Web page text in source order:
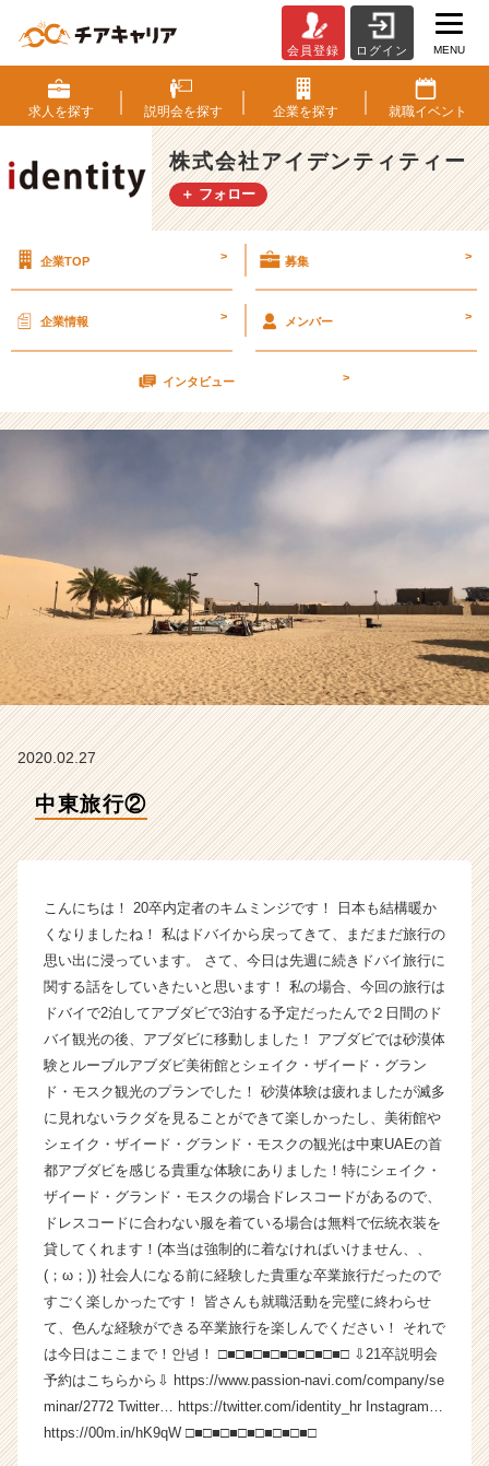
東
旅
行
②
【株
式
イ
テ
ィ
ィ
イ
ン】
|
ベ
ン
チ
か
ス
カ
ウ
届
く
就
活
サ
イ
ト
ア
キ
ャ
リ
ア
（C
h
e
r
C
会員登録 ログイン MENU
求人を探す 説明会を探す 企業を探す 就職イベント
株式会社アイデンティティー
＋ フォロー
企業TOP > 募集 >
企業情報 > メンバー >
インタビュー >
2020.02.27
中東旅行②
こんにちは！ 20卒内定者のキムミンジです！ 日本も結構暖か
くなりましたね！ 私はドバイから戻ってきて、まだまだ旅行の
思い出に浸っています。 さて、今日は先週に続きドバイ旅行に
関する話をしていきたいと思います！ 私の場合、今回の旅行は
ドバイで2泊してアブダビで3泊する予定だったんで２日間のド
バイ観光の後、アブダビに移動しました！ アブダビでは砂漠体
験とルーブルアブダビ美術館とシェイク・ザイード・グラン
ド・モスク観光のプランでした！ 砂漠体験は疲れましたが滅多
に見れないラクダを見ることができて楽しかったし、美術館や
シェイク・ザイード・グランド・モスクの観光は中東UAEの首
都アブダビを感じる貴重な体験にありました！特にシェイク・
ザイード・グランド・モスクの場合ドレスコードがあるので、
ドレスコードに合わない服を着ている場合は無料で伝統衣装を
貸してくれます！(本当は強制的に着なければいけません、、
(；ω；)) 社会人になる前に経験した貴重な卒業旅行だったので
すごく楽しかったです！ 皆さんも就職活動を完璧に終わらせ
て、色んな経験ができる卒業旅行を楽しんでください！ それで
は今日はここまで！안녕！ □■□■□■□■□■□■□■□ ⇩21卒説明会
予約はこちらから⇩ https://www.passion-navi.com/company/se
minar/2772 Twitter… https://twitter.com/identity_hr Instagram…
https://00m.in/hK9qW □■□■□■□■□■□■□■□